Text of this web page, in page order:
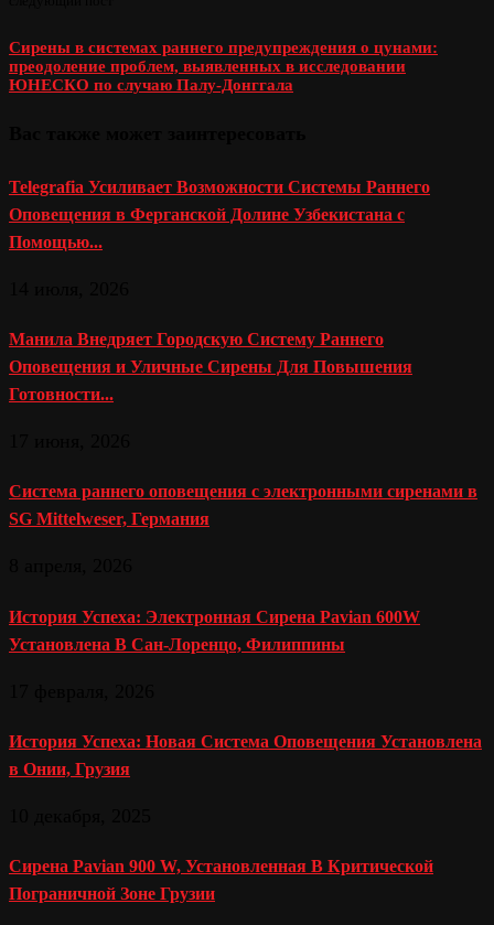
Сирены в системах раннего предупреждения о цунами:
преодоление проблем, выявленных в исследовании
ЮНЕСКО по случаю Палу-Донггала
Telegrafia Усиливает Возможности Системы Раннего
Оповещения в Ферганской Долине Узбекистана с
Помощью...
Манила Внедряет Городскую Систему Раннего
Оповещения и Уличные Сирены Для Повышения
Готовности...
Система раннего оповещения с электронными сиренами в
SG Mittelweser, Германия
История Успеха: Электронная Сирена Pavian 600W
Установлена В Сан-Лоренцо, Филиппины
История Успеха: Новая Система Оповещения Установлена
в Онии, Грузия
Сирена Pavian 900 W, Установленная В Критической
Пограничной Зоне Грузии